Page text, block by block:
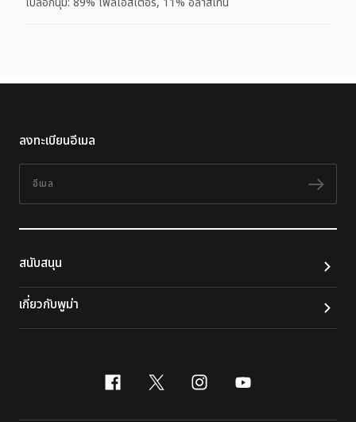
ลงทะเบียนอีเมล
ติดต
สนับสนุน
เกี่ยวกับพูม่า
facebook
x-twitter
instagram
youtube